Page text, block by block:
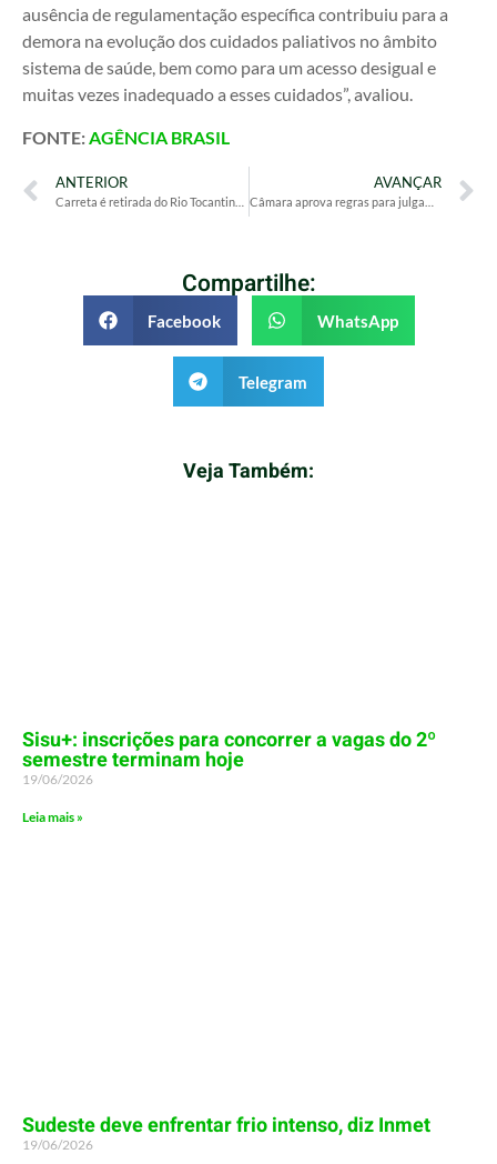
ausência de regulamentação específica contribuiu para a
demora na evolução dos cuidados paliativos no âmbito
sistema de saúde, bem como para um acesso desigual e
muitas vezes inadequado a esses cuidados”, avaliou.
FONTE: AGÊNCIA BRASIL
ANTERIOR AVANÇAR
Compartilhe:
Facebook WhatsApp
Telegram
Veja Também:
Sisu+: inscrições para concorrer a vagas do 2º
semestre terminam hoje
19/06/2026
Leia mais »
Sudeste deve enfrentar frio intenso, diz Inmet
19/06/2026